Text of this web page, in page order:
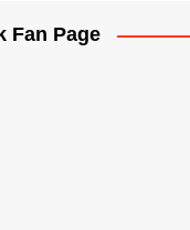
Fan Page